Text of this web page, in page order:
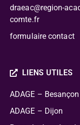
draeac@region-
comte.fr
formulaire contact
LIENS UTILES
ADAGE – Besançon
ADAGE – Dijon